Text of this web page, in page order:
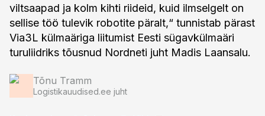
viltsaapad ja kolm kihti riideid, kuid ilmselgelt on
sellise töö tulevik robotite päralt,“ tunnistab pärast
Via3L külmaäriga liitumist Eesti sügavkülmaäri
turuliidriks tõusnud Nordneti juht Madis Laansalu.
Tõnu Tramm
Logistikauudised.ee juht